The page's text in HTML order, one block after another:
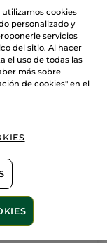
A MI
CESTA
Día
Anti-
(1011)
cookies
personalizado y
servicios
del sitio. Al hacer
el uso de todas las
más sobre
de cookies" en el